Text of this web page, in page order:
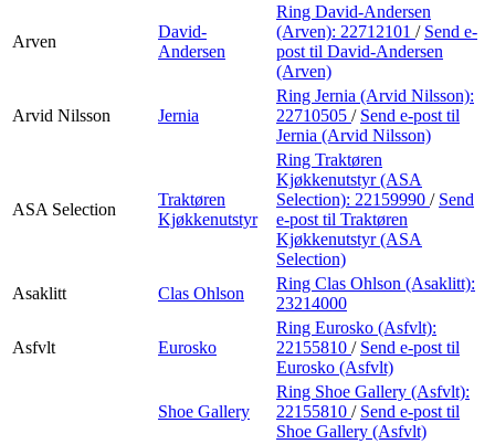
Arven
David-
Andersen
Ring David-Andersen
(Arven): 22712101 / Send e-
post til David-Andersen
(Arven)
Arvid Nilsson Jernia
Ring Jernia (Arvid Nilsson):
22710505 / Send e-post til
Jernia (Arvid Nilsson)
ASA Selection
Traktøren
Kjøkkenutstyr
Ring Traktøren
Kjøkkenutstyr (ASA
Selection): 22159990 / Send
e-post til Traktøren
Kjøkkenutstyr (ASA
Selection)
Asaklitt
Clas Ohlson
Ring Clas Ohlson (Asaklitt):
23214000
Asfvlt Eurosko
Ring Eurosko (Asfvlt):
22155810 / Send e-post til
Eurosko (Asfvlt)
Shoe Gallery
Ring Shoe Gallery (Asfvlt):
22155810 / Send e-post til
Shoe Gallery (Asfvlt)